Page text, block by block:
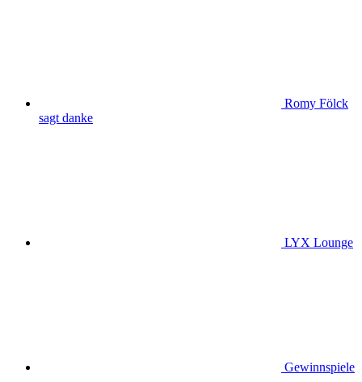
Romy Fölck
sagt danke
LYX Lounge
Gewinnspiele